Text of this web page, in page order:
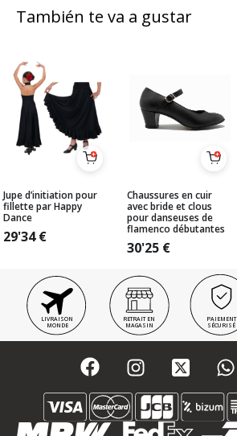
También te va a gustar
Jupe d’initiation pour
fillette par Happy
Dance
29'34€
Chaussures en cuir
avec bride et clous
pour danseuses de
flamenco débutantes
30'25 €
LIVRAISON
MONDE
RETRAIT EN
MAGASIN
PAIEMENT
SÉCURISÉ